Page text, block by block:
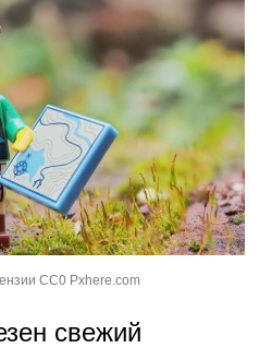
CC0 Pxhere.com
свежий